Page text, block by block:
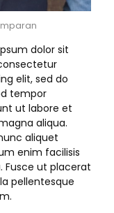
dolor sit
elit, sed do
tempor
ut labore et
aliqua.
aliquet
enim facilisis
Fusce ut placerat
pellentesque